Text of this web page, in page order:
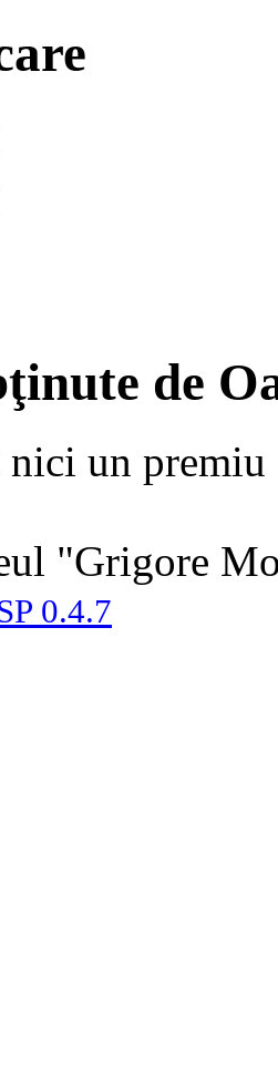
de
un premiu
"Grigore
0.4.7